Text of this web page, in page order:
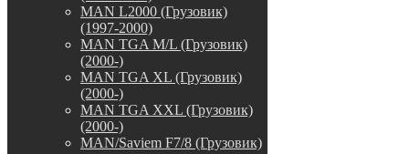
MAN L2000 (Грузовик)
(1997-2000)
MAN TGA M/L (Грузовик)
(2000-)
MAN TGA XL (Грузовик)
(2000-)
MAN TGA XXL (Грузовик)
(2000-)
MAN/Saviem F7/8 (Грузовик)